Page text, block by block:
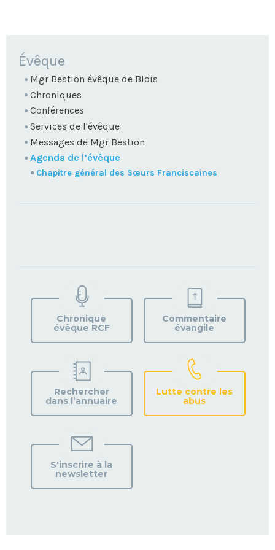
NAVIGATION
Évêque
Mgr Bestion évêque de Blois
Chroniques
Conférences
Services de l'évêque
Messages de Mgr Bestion
Agenda de l’évêque
Chapitre général des Sœurs Franciscaines
VOTRE
PAROISSE
Chronique
évêque RCF
Commentaire
évangile
Rechercher
dans l’annuaire
Lutte contre les
abus
S'inscrire à la
newsletter